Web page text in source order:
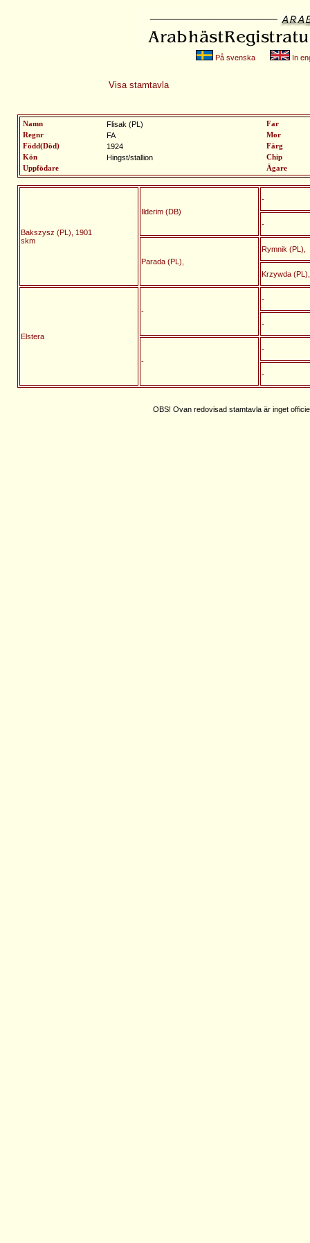
På svenska In
Visa stamtavla
Namn Flisak (PL)
Far
Regnr
FA
Mor
Född(Död)
1924
Färg
Kön
Hingst/stallion
Chip
Uppfödare
Ägare
Bakszysz (PL), 1901
skm
Ilderim (DB)
-
-
Parada (PL),
Rymnik (PL),
Krzywda (PL),
Elstera
-
-
-
-
-
-
OBS! Ovan redovisad stamtavla är inget